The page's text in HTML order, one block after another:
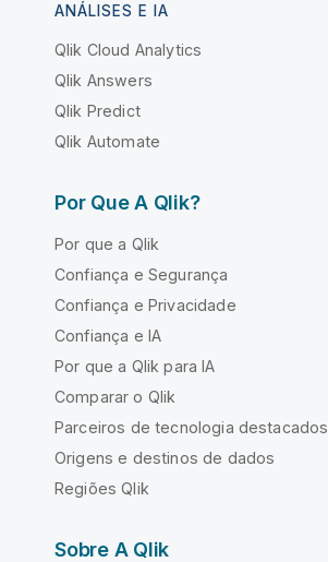
ANÁLISES E IA
Qlik Cloud Analytics
Qlik Answers
Qlik Predict
Qlik Automate
Por Que A Qlik?
Por que a Qlik
Confiança e Segurança
Confiança e Privacidade
Confiança e IA
Por que a Qlik para IA
Comparar o Qlik
Parceiros de tecnologia destacados
Origens e destinos de dados
Regiões Qlik
Sobre A Qlik